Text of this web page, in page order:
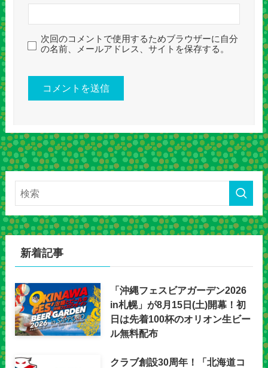
次回のコメントで使用するためブラウザーに自分
の名前、メールアドレス、サイトを保存する。
新着記事
「沖縄フェスビアガーデン2026
in札幌」が8月15日(土)開幕！初
日は先着100杯のオリオン生ビー
ル無料配布
クラブ創設30周年！「北海道コ